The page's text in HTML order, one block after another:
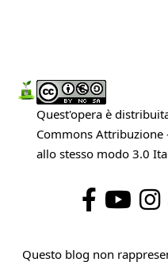
Quest'opera è
Commons Attribuzione
allo stesso modo 3.0
Questo blog non